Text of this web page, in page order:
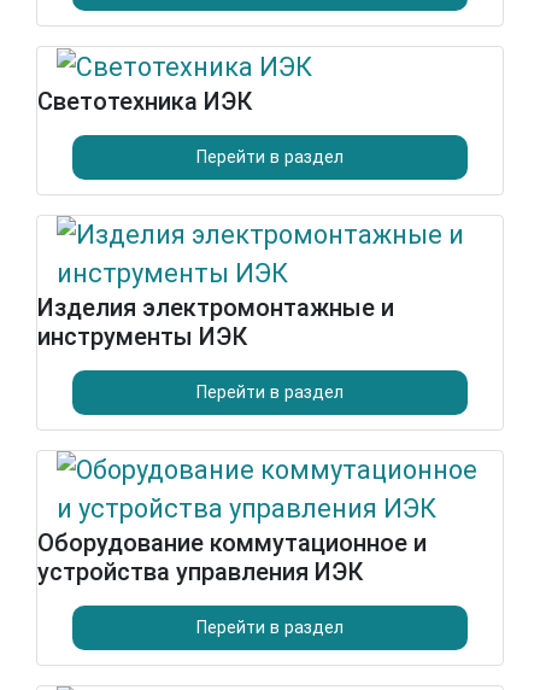
Светотехника ИЭК
Перейти в раздел
Изделия электромонтажные и
инструменты ИЭК
Перейти в раздел
Оборудование коммутационное и
устройства управления ИЭК
Перейти в раздел